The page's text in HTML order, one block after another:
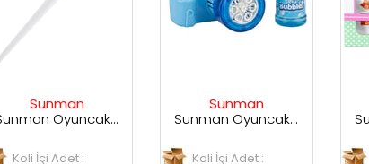
Sunman
Koli İçi Adet :
Sunman
Koli İçi Adet :